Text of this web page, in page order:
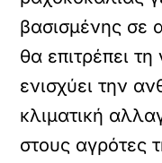
βασισμένης σε
θα επιτρέπει
ενισχύει την
κλιματική
στους αγρότες